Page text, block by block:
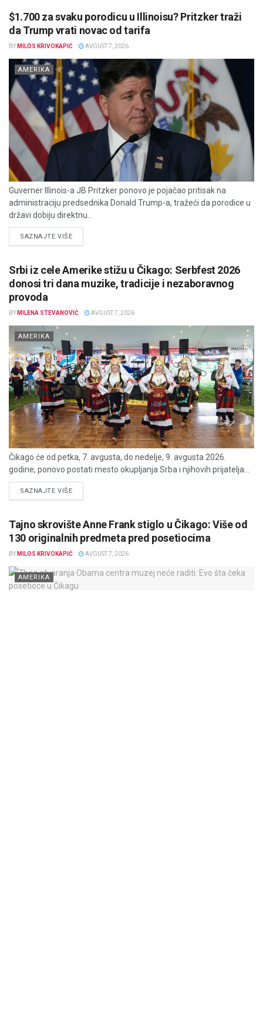
$1.700 za svaku porodicu u Illinoisu? Pritzker traži
da Trump vrati novac od tarifa
BY MILOS KRIVOKAPIĆ AVGUST 7, 2026
AMERIKA
Guverner Illinois-a JB Pritzker ponovo je pojačao pritisak na
administraciju predsednika Donald Trump-a, tražeći da porodice u
državi dobiju direktnu...
SAZNAJTE VIŠEDETAILS
Srbi iz cele Amerike stižu u Čikago: Serbfest 2026
donosi tri dana muzike, tradicije i nezaboravnog
provoda
BY MILENA STEVANOVIĆ AVGUST 7, 2026
AMERIKA
Čikago će od petka, 7. avgusta, do nedelje, 9. avgusta 2026.
godine, ponovo postati mesto okupljanja Srba i njihovih prijatelja...
SAZNAJTE VIŠEDETAILS
Tajno skrovište Anne Frank stiglo u Čikago: Više od
130 originalnih predmeta pred posetiocima
BY MILOS KRIVOKAPIĆ AVGUST 7, 2026
AMERIKA